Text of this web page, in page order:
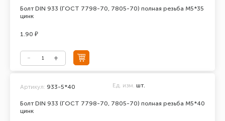
Болт DIN 933 (ГОСТ 7798-70, 7805-70) полная резьба М5*35
цинк
1.90 ₽
Болт DIN 933 (ГОСТ 7798-70, 7805-70) полная резьба М5*40
цинк
Артикул: 933-5*40 Ед. изм. шт.